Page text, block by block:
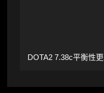
DOTA2 7.38c平衡性